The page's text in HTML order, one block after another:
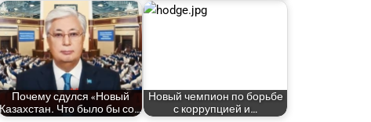
Поче­му сдул­ся «Новый
Казах­стан. Что было бы со…
Новый чем­пи­он по борь­бе
с кор­руп­ци­ей и…